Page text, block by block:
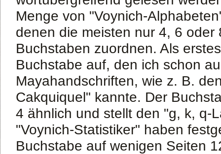
Menge von "Voynich-
denen die meisten nur 4, 6 oder
Buchstaben zuordnen. Als
Buchstabe auf, den ich schon
Mayahandschriften, wie z. B.
Cakquiquel" kannte. Der
4 ähnlich und stellt den "g, k, q-
"Voynich-Statistiker" haben
Buchstabe auf wenigen Seiten